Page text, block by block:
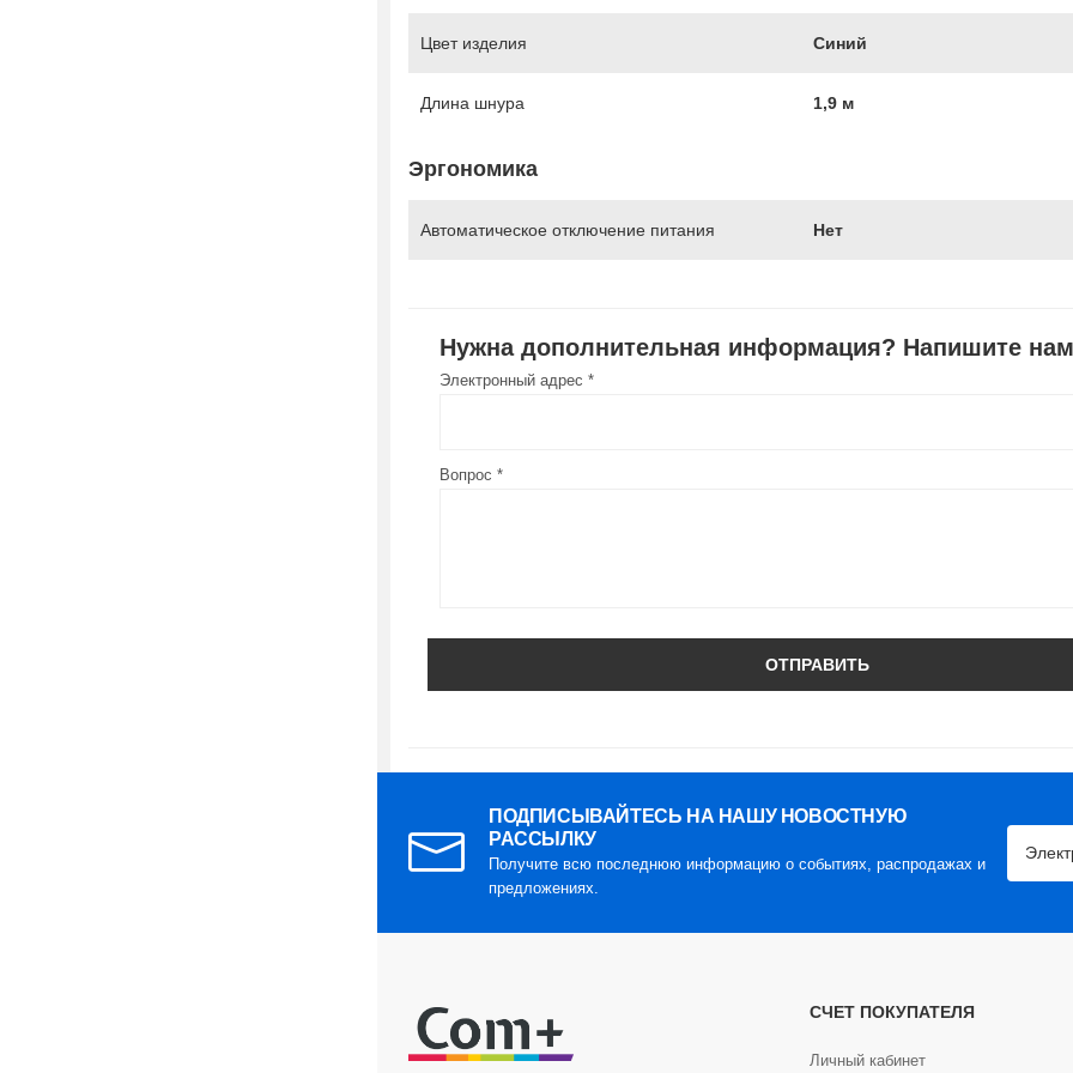
Цвет изделия Синий
Длина шнура 1,9 м
Эргономика
Автоматическое отключение питания Нет
Нужна дополнительная информация? Напишите
Электронный адрес *
Вопрос *
ОТПРАВИТЬ
ПОДПИСЫВАЙТЕСЬ НА НАШУ НОВОСТНУЮ
РАССЫЛКУ
Получите всю последнюю информацию о событиях, распродажах и
предложениях.
СЧЕТ ПОКУПАТЕЛЯ
Личный кабинет